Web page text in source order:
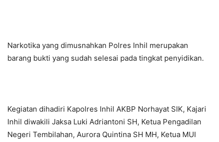
Narkotika yang dimusnahkan Polres Inhil merupakan
barang bukti yang sudah selesai pada tingkat penyidikan.
Kegiatan dihadiri Kapolres Inhil AKBP Norhayat SIK, Kajari
Inhil diwakili Jaksa Luki Adriantoni SH, Ketua Pengadilan
Negeri Tembilahan, Aurora Quintina SH MH, Ketua MUI